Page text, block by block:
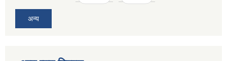
अन्य